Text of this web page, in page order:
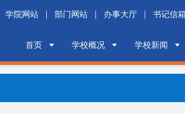
学院网站 | 部门网站 | 办事大厅 | 书记信
首页 学校概况 学校新闻